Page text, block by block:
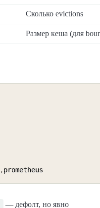
Сколько evictions
Размер кеша (для
,
— дефолт, но явно